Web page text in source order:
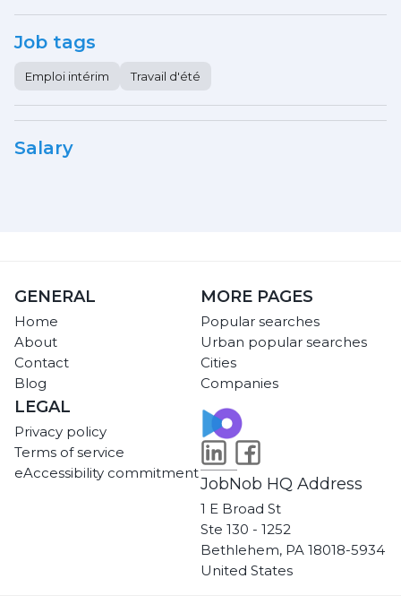
Job tags
Emploi intérim Travail d'été
Salary
GENERAL
Home
About
Contact
Blog
MORE PAGES
Popular searches
Urban popular searches
Cities
Companies
LEGAL
Privacy policy
Terms of service
eAccessibility commitment
JobNob HQ Address
1 E Broad St
Ste 130 - 1252
Bethlehem, PA 18018-5934
United States